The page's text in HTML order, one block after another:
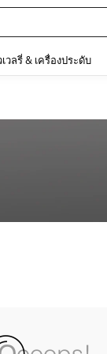
วลรี่ & เครื่องประดับ